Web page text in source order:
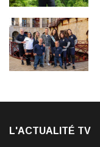
L'ACTUALITÉ TV